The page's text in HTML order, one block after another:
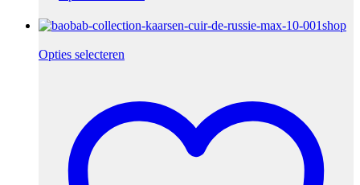
Opties selecteren